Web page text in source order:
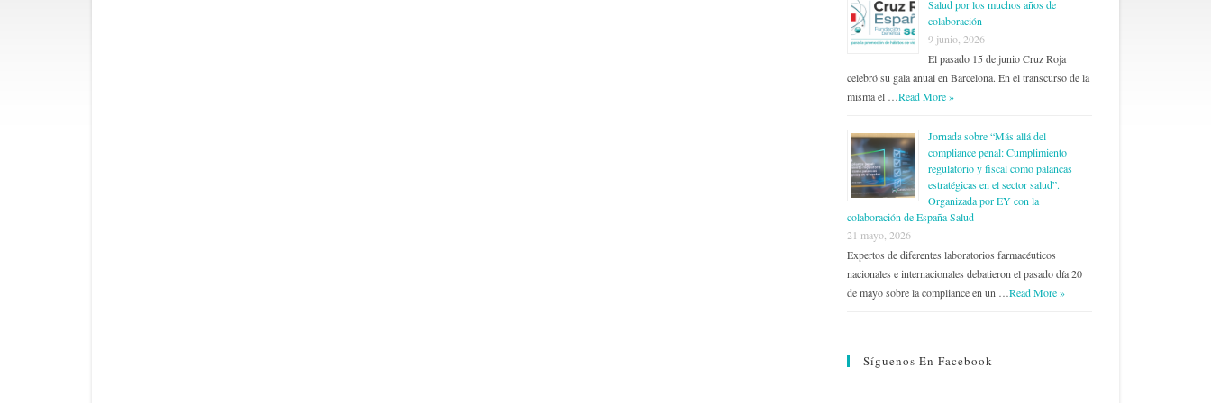
Salud por los muchos años de
colaboración
9 junio, 2026
El pasado 15 de junio Cruz Roja
celebró su gala anual en Barcelona. En el transcurso de la
misma el …Read More »
Jornada sobre “Más allá del
compliance penal: Cumplimiento
regulatorio y fiscal como palancas
estratégicas en el sector salud”.
Organizada por EY con la
colaboración de España Salud
21 mayo, 2026
Expertos de diferentes laboratorios farmacéuticos
nacionales e internacionales debatieron el pasado día 20
de mayo sobre la compliance en un …Read More »
Síguenos En Facebook